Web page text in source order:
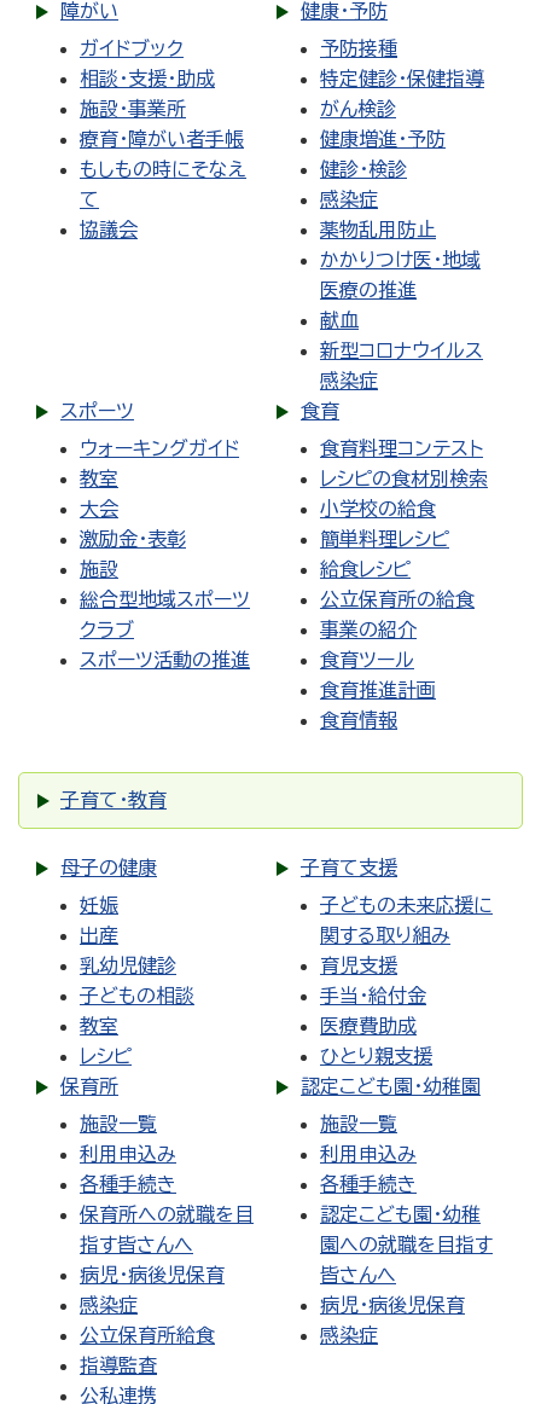
障がい
ガイドブック
相談・支援・助成
施設・事業所
療育・障がい者手帳
もしもの時にそなえ
て
協議会
健康・予防
予防接種
特定健診・保健指導
がん検診
健康増進・予防
健診・検診
感染症
薬物乱用防止
かかりつけ医・地域
医療の推進
献血
新型コロナウイルス
感染症
スポーツ
ウォーキングガイド
教室
大会
激励金・表彰
施設
総合型地域スポーツ
クラブ
スポーツ活動の推進
食育
食育料理コンテスト
レシピの食材別検索
小学校の給食
簡単料理レシピ
給食レシピ
公立保育所の給食
事業の紹介
食育ツール
食育推進計画
食育情報
子育て・教育
母子の健康
妊娠
出産
乳幼児健診
子どもの相談
教室
レシピ
子育て支援
子どもの未来応援に
関する取り組み
育児支援
手当・給付金
医療費助成
ひとり親支援
保育所
施設一覧
利用申込み
各種手続き
保育所への就職を目
指す皆さんへ
病児・病後児保育
感染症
公立保育所給食
指導監査
公私連携
認定こども園・幼稚園
施設一覧
利用申込み
各種手続き
認定こども園・幼稚
園への就職を目指す
皆さんへ
病児・病後児保育
感染症